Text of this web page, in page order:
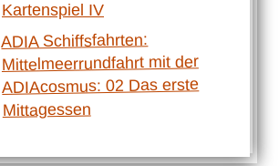
Kartenspiel IV
ADIA Schiffsfahrten:
Mittelmeerrundfahrt mit der
ADIAcosmus: 02 Das erste
Mittagessen